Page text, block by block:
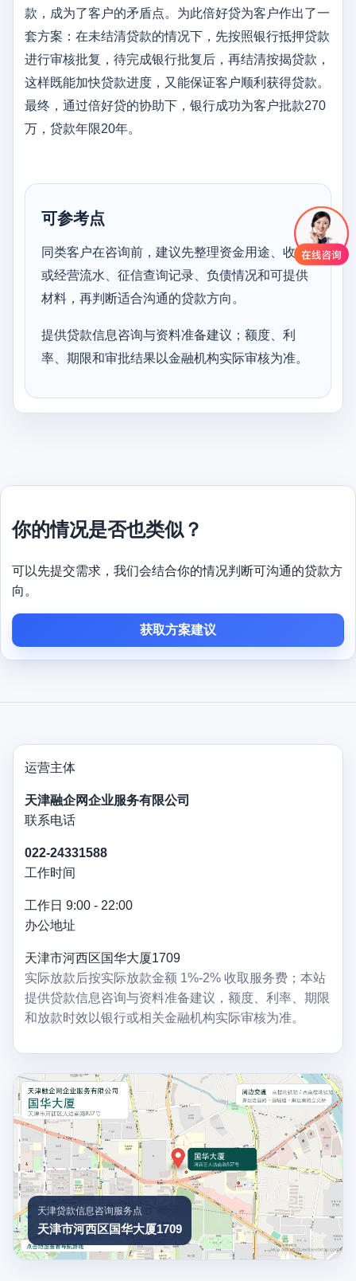
款，成为了客户的矛盾点。为此倍好贷为客户作出了一
套方案：在未结清贷款的情况下，先按照银行抵押贷款
进行审核批复，待完成银行批复后，再结清按揭贷款，
这样既能加快贷款进度，又能保证客户顺利获得贷款。
最终，通过倍好贷的协助下，银行成功为客户批款270
万，贷款年限20年。
可参考点
同类客户在咨询前，建议先整理资金用途、收入
或经营流水、征信查询记录、负债情况和可提供
材料，再判断适合沟通的贷款方向。
提供贷款信息咨询与资料准备建议；额度、利
率、期限和审批结果以金融机构实际审核为准。
你的情况是否也类似？
可以先提交需求，我们会结合你的情况判断可沟通的贷款方
向。
获取方案建议
运营主体
天津融企网企业服务有限公司
联系电话
022-24331588
工作时间
工作日 9:00 - 22:00
办公地址
天津市河西区国华大厦1709
实际放款后按实际放款金额 1%-2% 收取服务费；本站
提供贷款信息咨询与资料准备建议，额度、利率、期限
和放款时效以银行或相关金融机构实际审核为准。
天津贷款信息咨询服务点
天津市河西区国华大厦1709